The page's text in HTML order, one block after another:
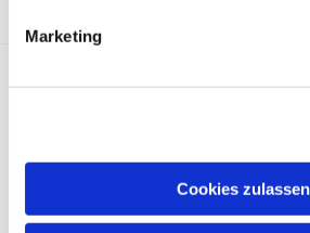
Marketing
Cookies zulassen
Kontakt